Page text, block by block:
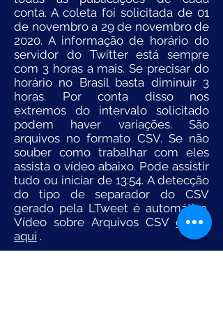
conta. A coleta foi solicitada de 01
de novembro a 29 de novembro de
2020. A informação de horário do
servidor do Twitter está sempre
com 3 horas a mais. Se precisar do
horário no Brasil basta diminuir 3
horas. Por conta disso nos
extremos do intervalo solicitado
podem haver variações. São
arquivos no formato CSV. Se não
souber como trabalhar com eles
assista o vídeo abaixo. Pode assistir
tudo ou iniciar de 13:54. A detecção
do tipo de separador do CSV
gerado pela LTweet é automática.
Vídeo sobre Arquivos CSV clique
aqui .